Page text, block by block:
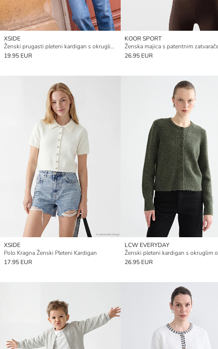
XSIDE
Ženski prugasti pleteni kardigan s okruglim izrezom
19.95 EUR
KOOR SPORT
26.95 EUR
XSIDE
Polo Kragna Ženski Pleteni Kardigan
17.95 EUR
LCW EVERYDAY
26.95 EUR